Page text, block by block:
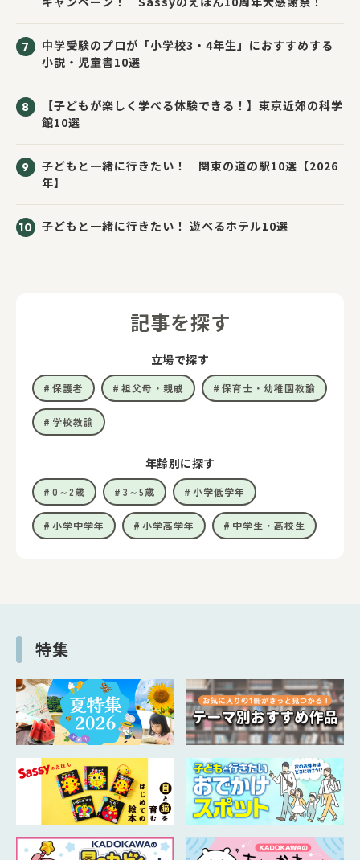
中学受験のプロが「小学校3・4年生」におすすめする
小説・児童書10選
【子どもが楽しく学べる体験できる！】東京近郊の科学
館10選
子どもと一緒に行きたい！ 関東の道の駅10選【2026
年】
子どもと一緒に行きたい！ 遊べるホテル10選
記事を探す
立場で探す
保護者 祖父母・親戚 保育士・幼稚園教諭
学校教諭
年齢別に探す
0～2歳 3～5歳 小学低学年
小学中学年 小学高学年 中学生・高校生
特集